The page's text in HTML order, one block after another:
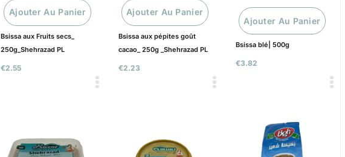
€2.55
Bsissa aux Fruits secs_
250g_Shehrazad PL
Ajouter Au Panier
€2.23
Bsissa aux pépites goût
cacao_ 250g _Shehrazad PL
Ajouter Au Panier
€3.82
Bsissa blé| 500g
Ajouter Au Panier